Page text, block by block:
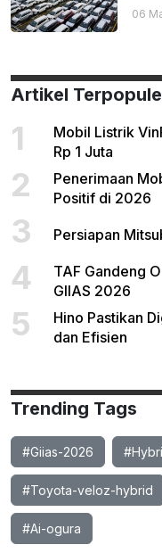
06
Artikel
1
Mobil Listrik
Rp 1 Juta
2
Penerimaan
Positif di 2026
3 Persiapan
4
TAF Gandeng
GIIAS 2026
5
Hino Pastikan
dan Efisien
Trending Tags
#Giias-2026
#Toyota-veloz-hybrid
#Ai-ogura